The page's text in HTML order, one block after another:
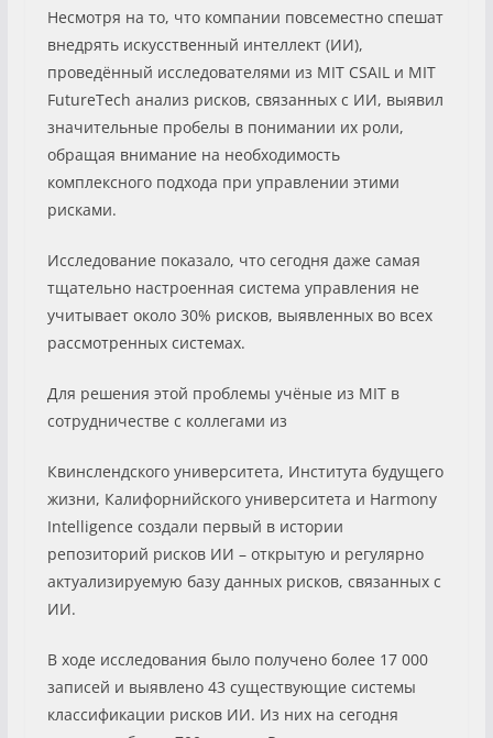
Несмотря на то, что компании повсеместно спешат
внедрять искусственный интеллект (ИИ),
проведённый исследователями из MIT CSAIL и MIT
FutureTech анализ рисков, связанных с ИИ, выявил
значительные пробелы в понимании их роли,
обращая внимание на необходимость
комплексного подхода при управлении этими
рисками.
Исследование показало, что сегодня даже самая
тщательно настроенная система управления не
учитывает около 30% рисков, выявленных во всех
рассмотренных системах.
Для решения этой проблемы учёные из MIT в
сотрудничестве с коллегами из
Квинслендского университета, Института будущего
жизни, Калифорнийского университета и Harmony
Intelligence создали первый в истории
репозиторий рисков ИИ – открытую и регулярно
актуализируемую базу данных рисков, связанных с
ИИ.
В ходе исследования было получено более 17 000
записей и выявлено 43 существующие системы
классификации рисков ИИ. Из них на сегодня